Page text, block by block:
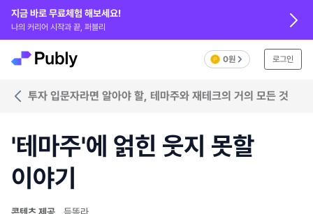
지금 바로 무료체험 해보세요!
나의 커리어 시작과 끝, 퍼블리
0원 로그인
투자 입문자라면 알아야 할, 테마주와 재테크의 거의 모든 것
'테마주'에 얽힌 웃지 못할
이야기